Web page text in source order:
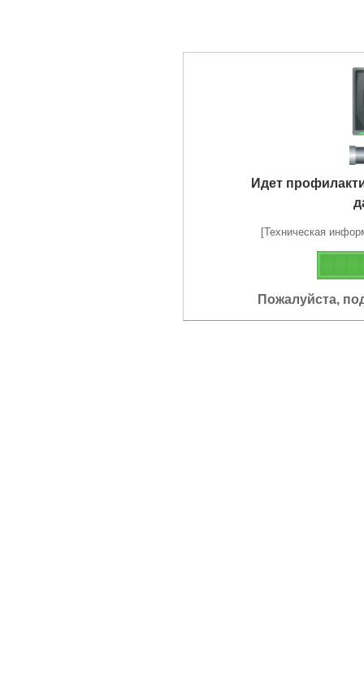
Идет
[Техническая
Пожалуйста,